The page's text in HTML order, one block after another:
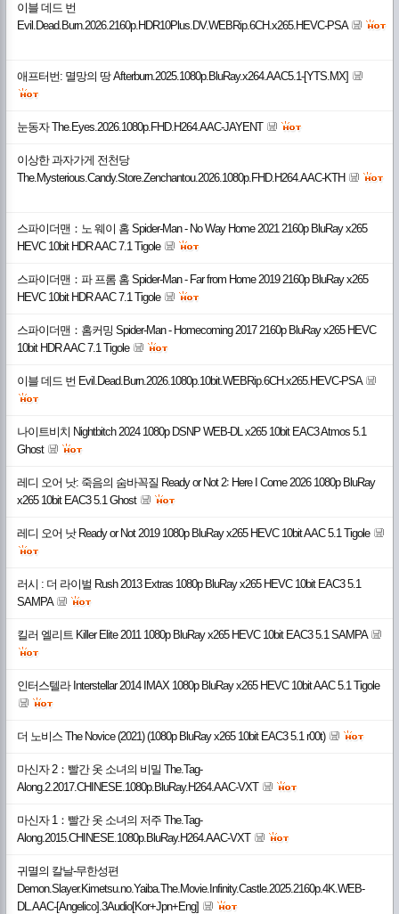
이블 데드 번
Evil.Dead.Burn.2026.2160p.HDR10Plus.DV.WEBRip.6CH.x265.HEVC-PSA
애프터번: 멸망의 땅 Afterburn.2025.1080p.BluRay.x264.AAC5.1-[YTS.MX]
눈동자 The.Eyes.2026.1080p.FHD.H264.AAC-JAYENT
이상한 과자가게 전천당
The.Mysterious.Candy.Store.Zenchantou.2026.1080p.FHD.H264.AAC-KTH
스파이더맨：노 웨이 홈 Spider-Man - No Way Home 2021 2160p BluRay x265
HEVC 10bit HDR AAC 7.1 Tigole
스파이더맨：파 프롬 홈 Spider-Man - Far from Home 2019 2160p BluRay x265
HEVC 10bit HDR AAC 7.1 Tigole
스파이더맨：홈커밍 Spider-Man - Homecoming 2017 2160p BluRay x265 HEVC
10bit HDR AAC 7.1 Tigole
이블 데드 번 Evil.Dead.Burn.2026.1080p.10bit.WEBRip.6CH.x265.HEVC-PSA
나이트비치 Nightbitch 2024 1080p DSNP WEB-DL x265 10bit EAC3 Atmos 5.1
Ghost
레디 오어 낫: 죽음의 숨바꼭질 Ready or Not 2꞉ Here I Come 2026 1080p BluRay
x265 10bit EAC3 5.1 Ghost
레디 오어 낫 Ready or Not 2019 1080p BluRay x265 HEVC 10bit AAC 5.1 Tigole
러시 : 더 라이벌 Rush 2013 Extras 1080p BluRay x265 HEVC 10bit EAC3 5.1
SAMPA
킬러 엘리트 Killer Elite 2011 1080p BluRay x265 HEVC 10bit EAC3 5.1 SAMPA
인터스텔라 Interstellar 2014 IMAX 1080p BluRay x265 HEVC 10bit AAC 5.1 Tigole
더 노비스 The Novice (2021) (1080p BluRay x265 10bit EAC3 5.1 r00t)
마신자 2：빨간 옷 소녀의 비밀 The.Tag-
Along.2.2017.CHINESE.1080p.BluRay.H264.AAC-VXT
마신자 1：빨간 옷 소녀의 저주 The.Tag-
Along.2015.CHINESE.1080p.BluRay.H264.AAC-VXT
귀멸의 칼날-무한성편
Demon.Slayer.Kimetsu.no.Yaiba.The.Movie.Infinity.Castle.2025.2160p.4K.WEB-
DL.AAC-[Angelico].3Audio[Kor+Jpn+Eng]